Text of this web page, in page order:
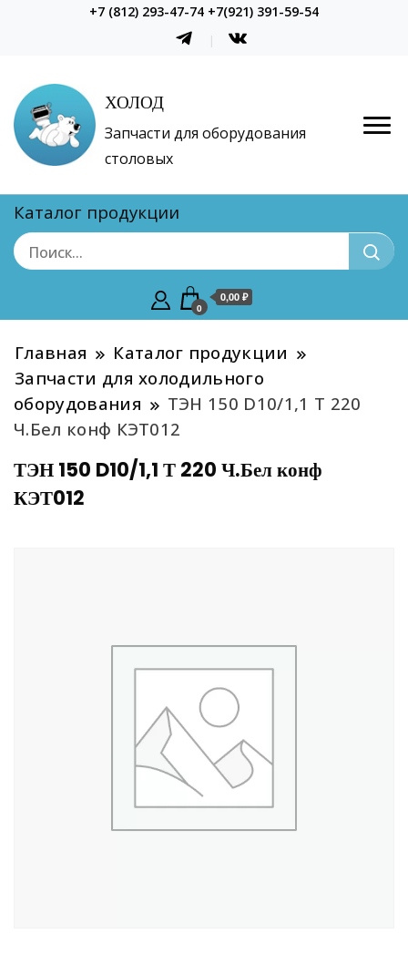
+7 (812) 293-47-74 +7(921) 391-59-54
ХОЛОД
Запчасти для оборудования
столовых
Каталог продукции
0
0,00 ₽
Главная
Каталог продукции
Запчасти для холодильного
оборудования
ТЭН 150 D10/1,1 Т 220
Ч.Бел конф КЭТ012
ТЭН 150 D10/1,1 Т 220 Ч.Бел конф
КЭТ012